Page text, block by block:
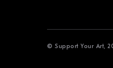
© Support Your Art,